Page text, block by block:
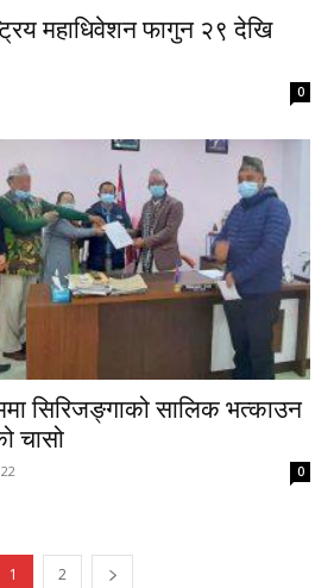
महाधिवेशन फागुन २९ देखि
0
सिरिजङ्गाको सालिक भत्काउन
चासो
0
1 2